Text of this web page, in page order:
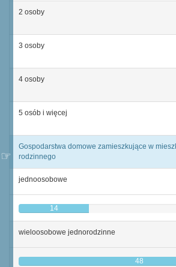
2 osoby
3 osoby
4 osoby
5 osób i więcej
Gospodarstwa domowe zamieszkujące w
rodzinnego
jednoosobowe
14
wieloosobowe jednorodzinne
48